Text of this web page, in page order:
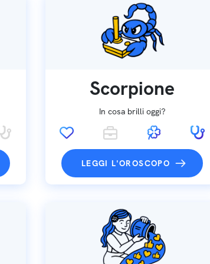
Scorpione
In cosa brilli oggi?
LEGGI L'OROSCOPO